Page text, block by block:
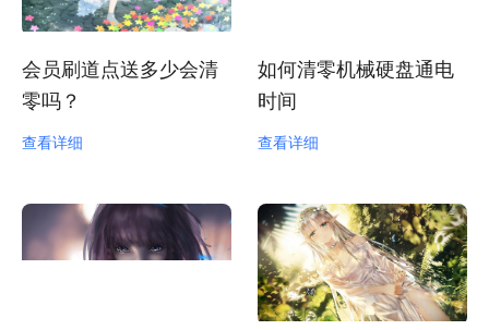
会员刷道点送多少会清
零吗？
查看详细
如何清零机械硬盘通电
时间
查看详细